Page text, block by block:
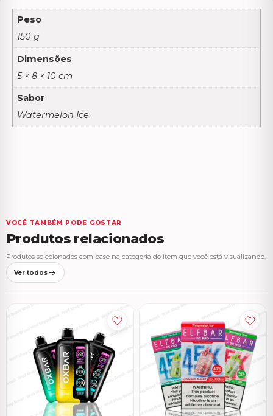
Peso
150 g
Dimensões
5 × 8 × 10 cm
Sabor
Watermelon Ice
VOCÊ TAMBÉM PODE GOSTAR
Produtos relacionados
Produtos selecionados com base na categoria do item que você está visualizando.
Ver todos